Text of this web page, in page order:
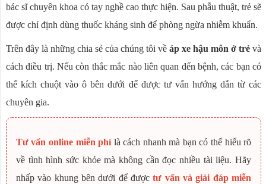
bác sĩ chuyên khoa có tay nghề cao thực hiện. Sau phẫu thuật, trẻ sẽ
được chỉ định dùng thuốc kháng sinh để phòng ngừa nhiễm khuẩn.
Trên đây là những chia sẻ của chúng tôi về áp xe hậu môn ở trẻ và
cách điều trị. Nếu còn thắc mắc nào liên quan đến bệnh, các bạn có
thể kích chuột vào ô bên dưới để được tư vấn hướng dẫn từ các
chuyên gia.
Tư vấn online miễn phílà cách nhanh mà bạn có thể hiểu rõ
về tình hình sức khỏe mà không cần đọc nhiều tài liệu. Hãy
nhấp vào khung bên dưới để đượctư vấn và giải đáp miễn